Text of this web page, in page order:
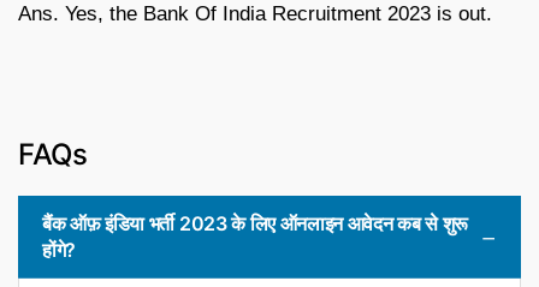
Ans. Yes, the Bank Of India Recruitment 2023 is out.
FAQs
बैंक ऑफ़ इंडिया भर्ती 2023 के लिए ऑनलाइन आवेदन कब से शुरू
होंगे?